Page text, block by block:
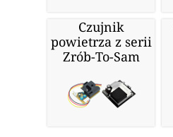
Czujnik
powietrza z serii
Zrób-To-Sam